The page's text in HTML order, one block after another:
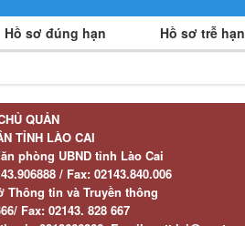
Hồ sơ đúng hạn Hồ sơ trễ hạn
QUẢN
TỈNH LÀO CAI
phòng UBND tỉnh Lào Cai
/ Fax:02143.840.006
Thông tin và Truyền thông
Fax:02143. 828 667